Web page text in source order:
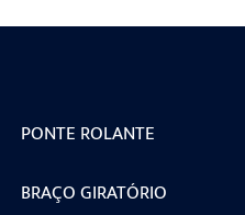
PONTE ROLANTE
BRAÇO GIRATÓRIO